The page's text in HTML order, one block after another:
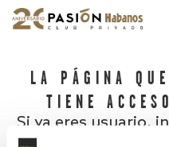
LA PÁGINA
TIENE
Si ya eres usuario,